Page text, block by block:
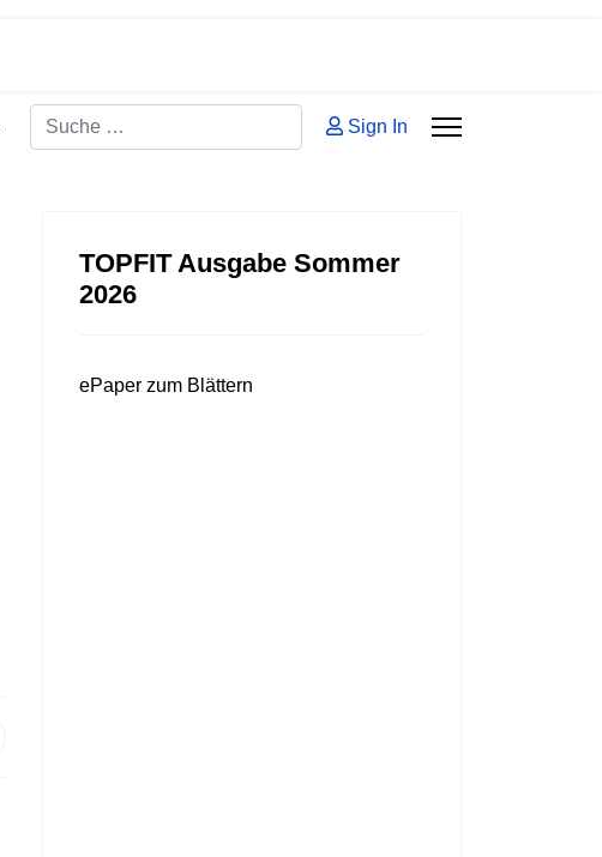
Suchen Sign In
TOPFIT Ausgabe Sommer
2026
ePaper zum Blättern